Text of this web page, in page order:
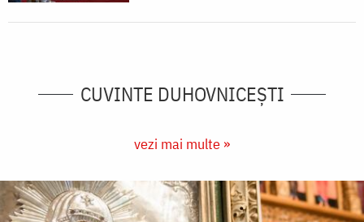
CUVINTE DUHOVNICEȘTI
vezi mai multe »